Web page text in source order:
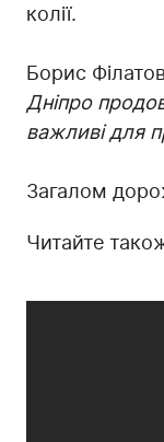
колії.
Борис
Дніпро
важливі для
Загалом
Читайте